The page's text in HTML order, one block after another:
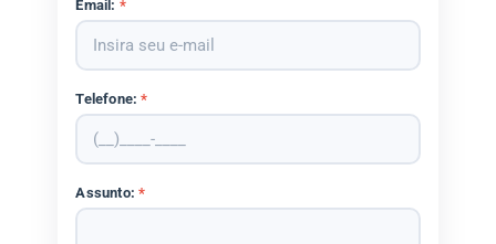
Email: *
Telefone:*
Assunto:*